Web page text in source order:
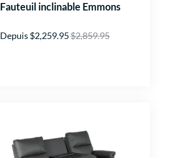
Fauteuil inclinable Emmons
Depuis $2,259.95$2,859.95